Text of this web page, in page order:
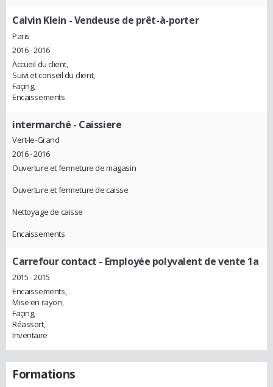
Calvin Klein - Vendeuse de prêt-à-porter
Paris
2016 - 2016
Accueil du client,
Suivi et conseil du client,
Façing,
Encaissements
intermarché - Caissiere
Vert-le-Grand
2016 - 2016
Ouverture et fermeture de magasin
Ouverture et fermeture de caisse
Nettoyage de caisse
Encaissements
Carrefour contact - Employée polyvalent de vente 1a
2015 - 2015
Encaissements,
Mise en rayon,
Façing,
Réassort,
Inventaire
Formations